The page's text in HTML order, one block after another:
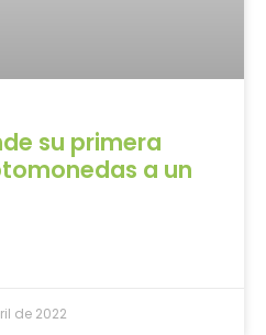
su primera
a un
de 2022